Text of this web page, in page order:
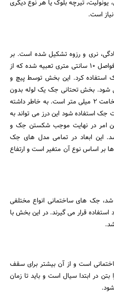
تیرچه بلوک یا هر نوع دیگری
است.
نری و رزوه تشکیل شده است. بر
روی قسمت نری ابزار سوراخ هایی با فواصل 10 سانتی متری تعبیه شده که از
استفاده کرد. این بخش توسط پیچ و
بخش تحتانی جک یک لوله بدون
درز، معمولا به قطر 6 سانتی متر و ضخامت 2 میلی متر است. به خاطر داشته
جک استفاده شود این درز می تواند به
امر در نهایت موجب شکستن جک و
این ابعاد در تمامی مدل های جک
اساس نوع آن متغیر است و ارتفاع
جک های ساختمانی انواع مختلفی
استفاده قرار می گیرند. در این بخش با
است و از آن بیشتر برای سقف
در ابتدا سیال است و باید تا زمان